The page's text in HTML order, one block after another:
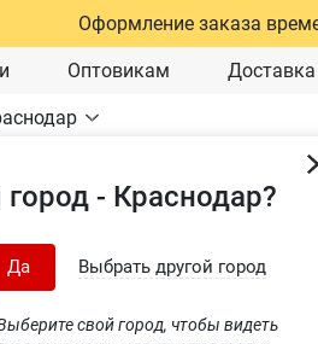
Оформление заказа
Оптовикам
- Краснодар?
Да Выбрать другой город
свой город, чтобы видеть
Ручной инструмент Гаечные